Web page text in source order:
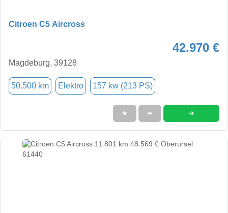
Citroen C5 Aircross
42.970 €
Magdeburg, 39128
50.500 km Elektro 157 kw (213 PS)
★ ➦ ➜